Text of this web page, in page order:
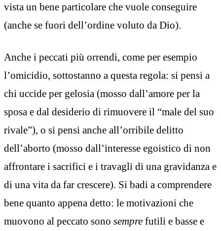
vista un bene particolare che vuole conseguire
(anche se fuori dell’ordine voluto da Dio).
Anche i peccati più orrendi, come per esempio
l’omicidio, sottostanno a questa regola: si pensi a
chi uccide per gelosia (mosso dall’amore per la
sposa e dal desiderio di rimuovere il “male del suo
rivale”), o si pensi anche all’orribile delitto
dell’aborto (mosso dall’interesse egoistico di non
affrontare i sacrifici e i travagli di una gravidanza e
di una vita da far crescere). Si badi a comprendere
bene quanto appena detto: le motivazioni che
muovono al peccato sono sempre futili e basse e